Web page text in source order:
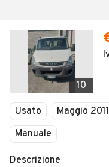
10
Usato Maggio 2011
Manuale
Descrizione